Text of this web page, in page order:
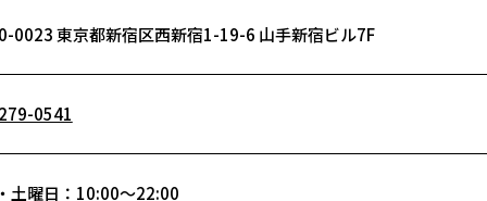
0023 東京都新宿区西新宿1-19-6 山手新宿ビル7F
0541
土曜日：10:00～22:00